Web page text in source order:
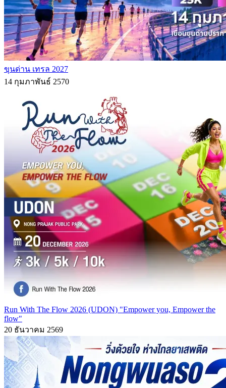
ขุนด่าน เทรล 2027
14 กุมภาพันธ์ 2570
Run With The Flow 2026 (UDON) "Empower you, Empower the
flow"
20 ธันวาคม 2569